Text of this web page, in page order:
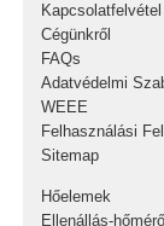
Kapcsolatfelvétel
Cégünkről
FAQs
Adatvédelmi
WEEE
Felhasználási
Sitemap
Hőelemek
Ellenállás-